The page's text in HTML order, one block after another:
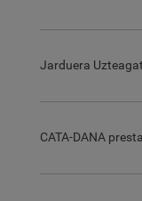
Jarduera
CATA-DANA